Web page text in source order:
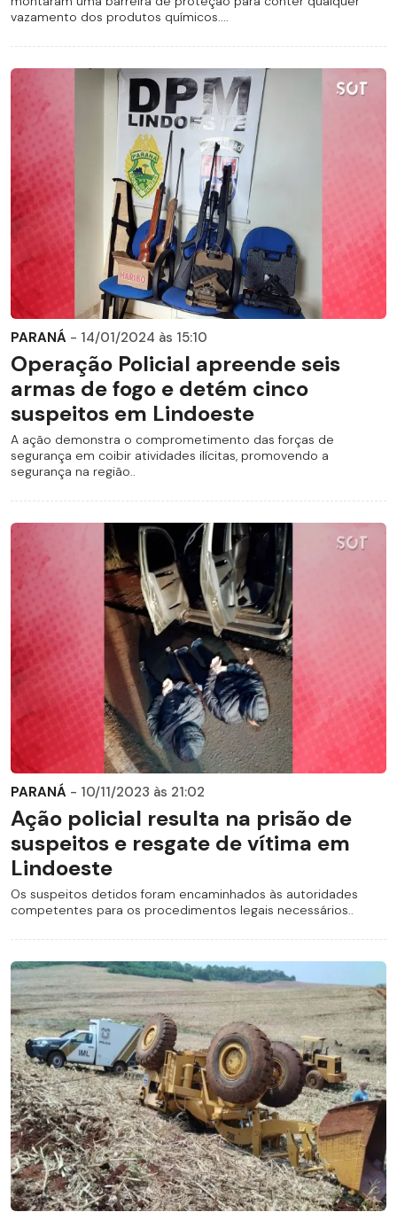
vazamento dos produtos químicos....
PARANÁ - 14/01/2024 às 15:10
Operação Policial apreende seis
armas de fogo e detém cinco
suspeitos em Lindoeste
A ação demonstra o comprometimento das forças de
segurança em coibir atividades ilícitas, promovendo a
segurança na região..
PARANÁ - 10/11/2023 às 21:02
Ação policial resulta na prisão de
suspeitos e resgate de vítima em
Lindoeste
Os suspeitos detidos foram encaminhados às autoridades
competentes para os procedimentos legais necessários..